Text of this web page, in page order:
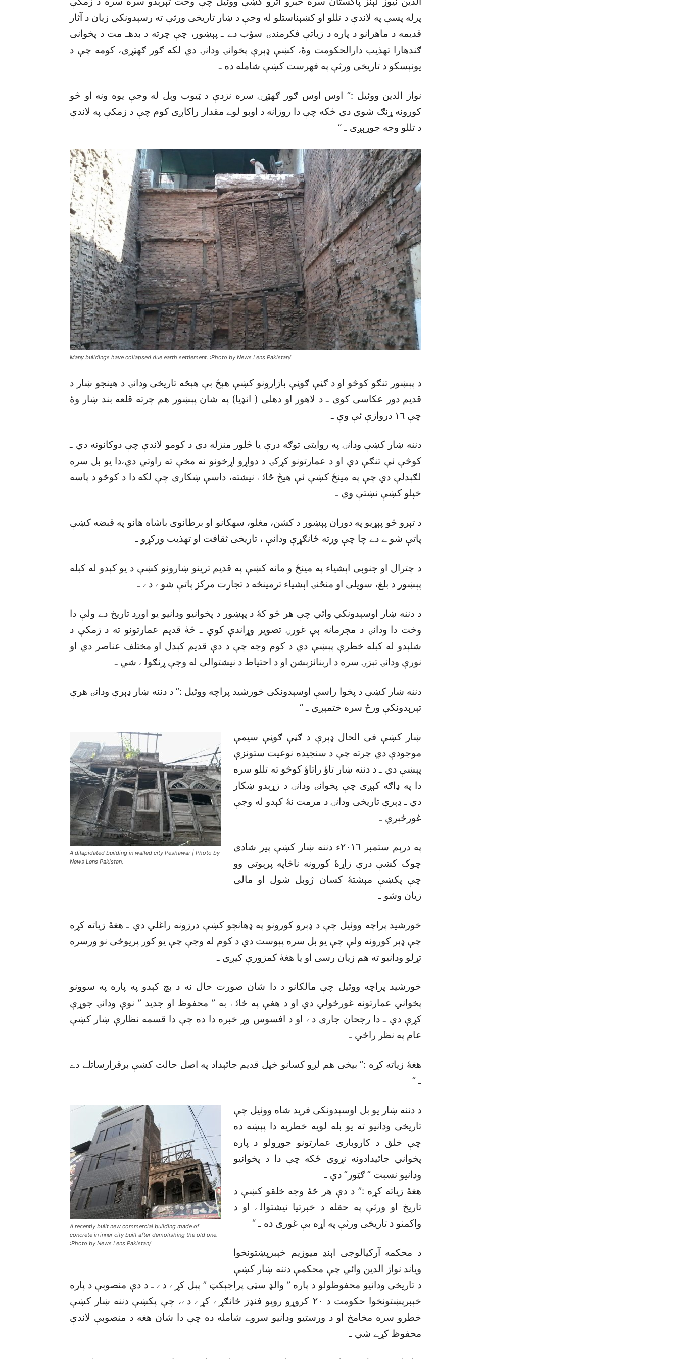
پرله پسې په لاندې د تللو او کښېناستلو له وجې د ښار تاريخى ورثې ته رسېدونکي زيان د آثار
قديمه د ماهرانو د پاره د زياتې فکرمندۍ سؤب دے ـ پېښور، چې چرته د بدهـ مت د پخوانى
ګندهارا تهذيب دارالحکومت وۀ، کښې ډېرې پخوانۍ ودانۍ دي لکه ګور ګهټړى، کومه چې د
يونېسکو د تاريخى ورثې په فهرست کښې شامله ده ـ
نواز الدين ووئيل :” اوس اوس ګور ګهټړۍ سره نزدې د ټيوب وېل له وجې يوه ونه او څو
کورونه ړنګ شوي دي ځکه چې دا روزانه د اوبو لوے مقدار راکاږى کوم چې د زمکې په لاندې
د تللو وجه جوړېږى ـ “
Many buildings have collapsed due earth settlement. :Photo by News Lens Pakistan/
د پېښور تنګو کوڅو او د ګڼې ګوڼې بازارونو کښې هېڅ بې هېڅه تاريخى ودانۍ د هينجو ښار د
قديم دور عکاسى کوى ـ د لاهور او دهلى ( انډيا) په شان پېښور هم چرته قلعه بند ښار وۀ
چې ١٦ دروازې ئې وې ـ
دننه ښار کښې ودانۍ په روايتى توګه درې يا څلور منزله دي د کومو لاندې چې دوکانونه دي ـ
کوڅې ئې تنګې دي او د عمارتونو کړکۍ د دواړو اړخونو نه مخې ته راوتي دي،دا يو بل سره
لګېدلې دي چې په مينځ کښې ئې هيڅ ځائے نيشته، داسې ښکارى چې لکه دا د کوڅو د پاسه
خپلو کښې نښتې وي ـ
د تېرو څو پېړيو په دوران پېښور د کشن، مغلو، سهکانو او برطانوى باشاه هانو په قبضه کښې
پاتې شو ے دے چا چې ورته ځانګړې ودانې ، تاريخى ثقافت او تهذيب ورکړو ـ
د چترال او جنوبى اېشياء په مينځ و مانه کښې په قديم ترينو ښارونو کښې د يو کېدو له کبله
پېښور د بلغ، سويلى او منځنۍ اېشياء ترمينځه د تجارت مرکز پاتې شوے دے ـ
د دننه ښار اوسېدونکي وائي چې هر څو کۀ د پېښور د پخوانيو ودانيو يو اوږد تاريخ دے ولې دا
وخت دا ودانۍ د مجرمانه بې غورۍ تصوير وړاندې کوي ـ څۀ قديم عمارتونو ته د زمکې د
شلېدو له کبله خطرې پېښې دي د کوم وجه چې د دې قديم کېدل او مختلف عناصر دي او
نورې ودانۍ تېزۍ سره د اربنائزېشن او د احتياط د نيشتوالى له وجې ړنګولے شي ـ
دننه ښار کښې د پخوا راسې اوسېدونکى خورشيد پراچه ووئيل :” د دننه ښار ډېرې ودانۍ هرې
تېرېدونکې ورځ سره ختمېږي ـ “
A dilapidated building in walled city Peshawar | Photo by
News Lens Pakistan.
ښار کښې فى الحال ډېرې د ګڼې ګوڼې سيمې
موجودې دي چرته چې د سنجيده نوعيت ستونزې
پېښې دي ـ د دننه ښار تاؤ راتاؤ کوڅو ته تللو سره
دا په ډاګه کېږى چې پخوانۍ ودانۍ د زړېدو ښکار
دي ـ ډېرې تاريخى ودانۍ د مرمت نۀ کېدو له وجې
غورځېږي ـ
په درېم ستمبر ٢٠١٦ء دننه ښار کښې پير شادى
چوک کښې درې زاړۀ کورونه ناڅاپه پرېوتي وو
چې پکښې مېشتۀ کسان ژوبل شول او مالي
زيان وشو ـ
خورشيد پراچه ووئيل چې د ډېرو کورونو په ډهانچو کښې درزونه راغلي دي ـ هغۀ زياته کړه
چې ډېر کورونه ولې چې يو بل سره پېوست دي د کوم له وجې چې يو کور پريوځى نو ورسره
تړلو ودانيو ته هم زيان رسى او يا هغۀ کمزورې کيږي ـ
خورشيد پراچه ووئيل چې مالکانو د دا شان صورت حال نه د بچ کېدو په پاره په سوونو
پخواني عمارتونه غورځولي دي او د هغې په ځائے به ” محفوظ او جديد ” نوې ودانۍ جوړې
کړې دي ـ دا رجحان جارى دے او د افسوس وړ خبره دا ده چې دا قسمه نظارې ښار کښې
عام په نظر راځي ـ
هغۀ زياته کړه :” بيخى هم لږو کسانو خپل قديم جائېداد په اصل حالت کښې برقرارساتلے دے
ـ ”
A recently built new commercial building made of
concrete in inner city built after demolishing the old one.
:Photo by News Lens Pakistan/
د دننه ښار يو بل اوسېدونکى فريد شاه ووئيل چې
تاريخى ودانيو ته يو بله لويه خطريه دا پېښه ده
چې خلق د کاروبارى عمارتونو جوړولو د پاره
پخواني جائيدادونه نړوي ځکه چې دا د پخوانيو
ودانيو نسبت ” ګټور” دي ـ
هغۀ زياته کړه :” د دې هر څۀ وجه خلقو کښې د
تاريخ او ورثې په حقله د خبرتيا نيشتوالے او د
واکمنو د تاريخى ورثې په اړه بې غورى ده ـ “
د محکمه آرکيالوجى اېنډ ميوزيم خېبرپښتونخوا
وياند نواز الدين وائي چې محکمې دننه ښار کښې
د تاريخى ودانيو محفوظولو د پاره ” والډ سټى پراجېکټ ” پېل کړے دے ـ د دې منصوبې د پاره
خېبرپښتونخوا حکومت د ٢٠ کروړو روپو فنډز ځانګړے کړے دے، چې پکښې دننه ښار کښې
خطرو سره مخامخ او د ورستيو ودانيو سروے شامله ده چې دا شان هغه د منصوبې لاندې
محفوظ کړے شي ـ